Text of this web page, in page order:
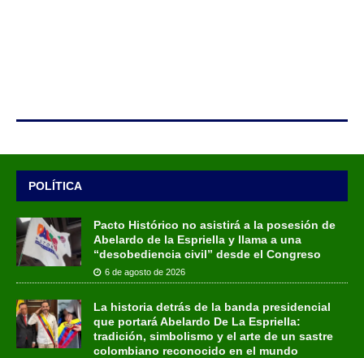
POLÍTICA
Pacto Histórico no asistirá a la posesión de
Abelardo de la Espriella y llama a una
“desobediencia civil” desde el Congreso
6 de agosto de 2026
La historia detrás de la banda presidencial
que portará Abelardo De La Espriella:
tradición, simbolismo y el arte de un sastre
colombiano reconocido en el mundo